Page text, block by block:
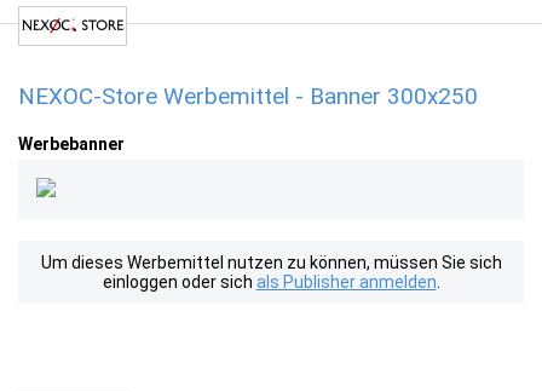
NEXOC-Store Werbemittel - Banner 300x250
Werbebanner
Um dieses Werbemittel nutzen zu können, müssen Sie sich
einloggen oder sich als Publisher anmelden